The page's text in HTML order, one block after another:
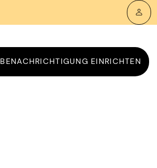
BENACHRICHTIGUNG EINRICHTEN